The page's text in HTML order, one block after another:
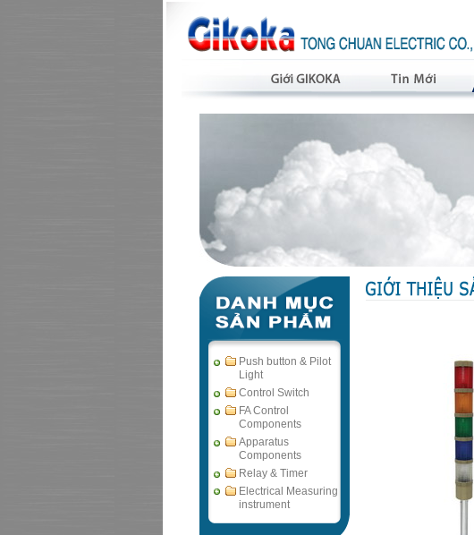
Push button & Pilot
Light
Control Switch
FA Control
Components
Apparatus
Components
Relay & Timer
Electrical Measuring
instrument